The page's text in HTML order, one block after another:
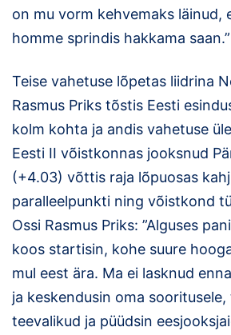
on mu vorm kehvemaks läinud,
homme sprindis hakkama saan.”
Teise vahetuse lõpetas liidrina
Rasmus Priks tõstis Eesti
kolm kohta ja andis vahetuse
Eesti II võistkonnas jooksnud
(+4.03) võttis raja lõpuosas
paralleelpunkti ning võistkond
Ossi Rasmus Priks: ”Alguses
koos startisin, kohe suure
mul eest ära. Ma ei lasknud
ja keskendusin oma
teevalikud ja püüdsin